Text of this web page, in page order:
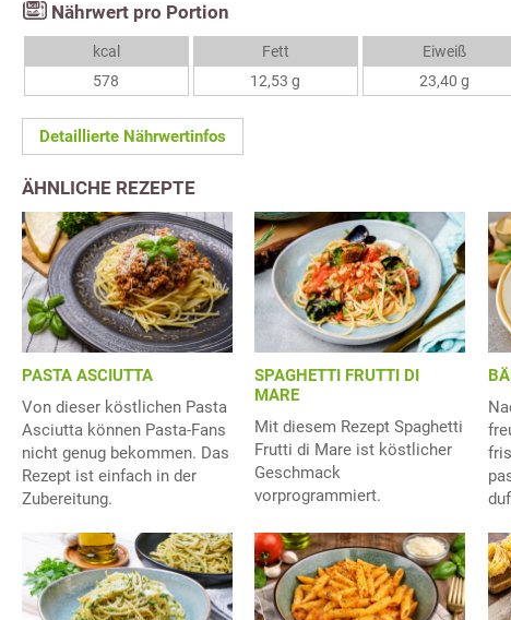
Nährwert pro Portion
kcal
578
Fett
12,53 g
Eiweiß
23,40 g
Detaillierte Nährwertinfos
ÄHNLICHE REZEPTE
PASTA ASCIUTTA
Von dieser köstlichen Pasta
Asciutta können Pasta-Fans
nicht genug bekommen. Das
Rezept ist einfach in der
Zubereitung.
SPAGHETTI FRUTTI DI
MARE
Mit diesem Rezept Spaghetti
Frutti di Mare ist köstlicher
Geschmack
vorprogrammiert.